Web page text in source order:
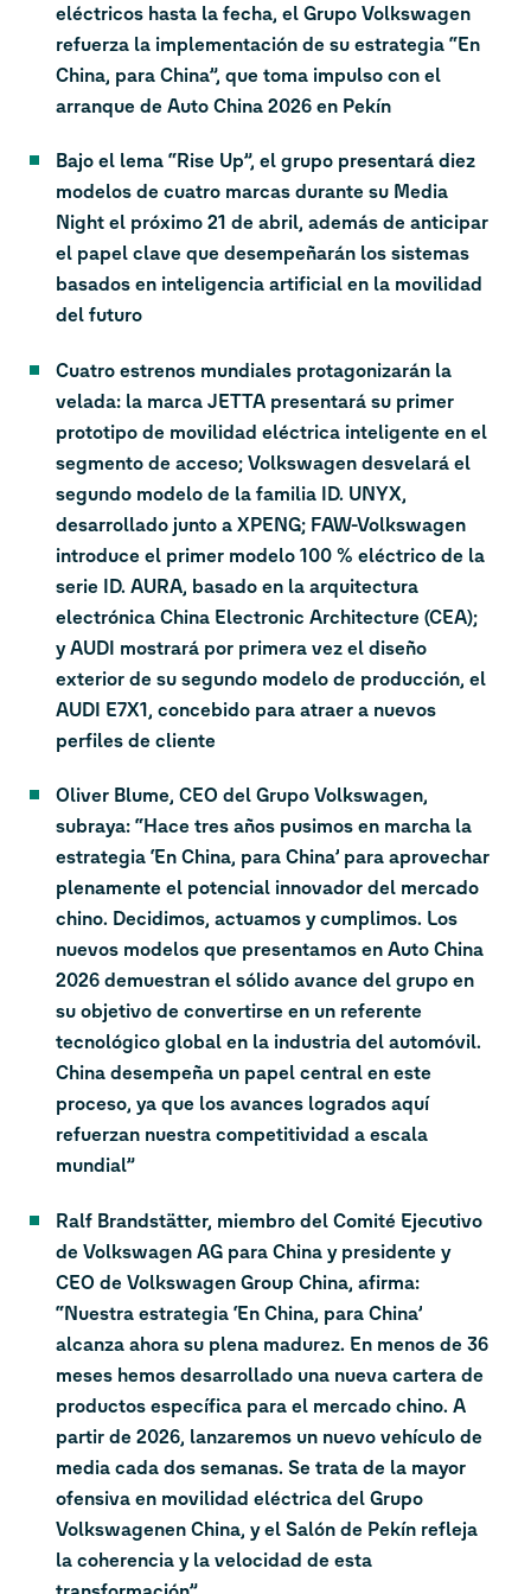
eléctricos hasta la fecha, el Grupo Volkswagen
refuerza la implementación de su estrategia “En
China, para China”, que toma impulso con el
arranque de Auto China 2026 en Pekín
Bajo el lema “Rise Up”, el grupo presentará diez
modelos de cuatro marcas durante su Media
Night el próximo 21 de abril, además de anticipar
el papel clave que desempeñarán los sistemas
basados en inteligencia artificial en la movilidad
del futuro
Cuatro estrenos mundiales protagonizarán la
velada: la marca JETTA presentará su primer
prototipo de movilidad eléctrica inteligente en el
segmento de acceso; Volkswagen desvelará el
segundo modelo de la familia ID. UNYX,
desarrollado junto a XPENG; FAW-Volkswagen
introduce el primer modelo 100 % eléctrico de la
serie ID. AURA, basado en la arquitectura
electrónica China Electronic Architecture (CEA);
y AUDI mostrará por primera vez el diseño
exterior de su segundo modelo de producción, el
AUDI E7X1, concebido para atraer a nuevos
perfiles de cliente
Oliver Blume, CEO del Grupo Volkswagen,
subraya: “Hace tres años pusimos en marcha la
estrategia ‘En China, para China’ para aprovechar
plenamente el potencial innovador del mercado
chino. Decidimos, actuamos y cumplimos. Los
nuevos modelos que presentamos en Auto China
2026 demuestran el sólido avance del grupo en
su objetivo de convertirse en un referente
tecnológico global en la industria del automóvil.
China desempeña un papel central en este
proceso, ya que los avances logrados aquí
refuerzan nuestra competitividad a escala
mundial”
Ralf Brandstätter, miembro del Comité Ejecutivo
de Volkswagen AG para China y presidente y
CEO de Volkswagen Group China, afirma:
“Nuestra estrategia ‘En China, para China’
alcanza ahora su plena madurez. En menos de 36
meses hemos desarrollado una nueva cartera de
productos específica para el mercado chino. A
partir de 2026, lanzaremos un nuevo vehículo de
media cada dos semanas. Se trata de la mayor
ofensiva en movilidad eléctrica del Grupo
Volkswagenen China, y el Salón de Pekín refleja
la coherencia y la velocidad de esta